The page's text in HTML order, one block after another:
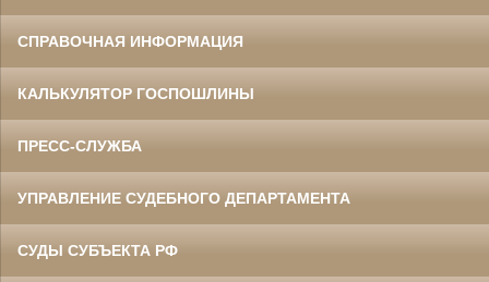
СПРАВОЧНАЯ ИНФОРМАЦИЯ
КАЛЬКУЛЯТОР ГОСПОШЛИНЫ
ПРЕСС-СЛУЖБА
УПРАВЛЕНИЕ СУДЕБНОГО ДЕПАРТАМЕНТА
СУДЫ СУБЪЕКТА РФ